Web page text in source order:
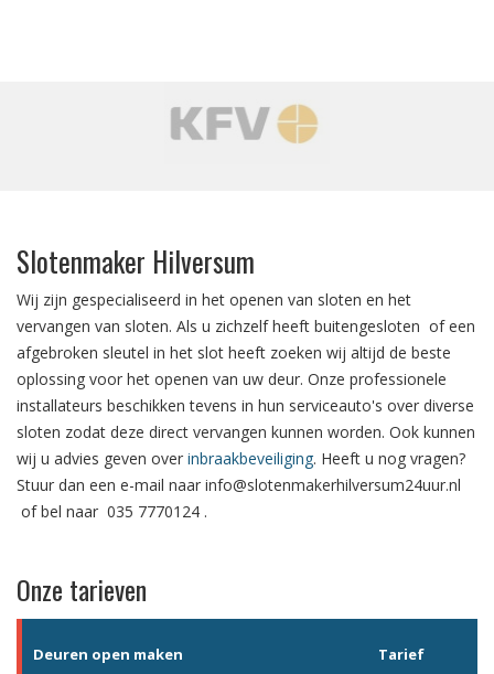
Slotenmaker Hilversum
Wij zijn gespecialiseerd in het openen van sloten en het
vervangen van sloten. Als u zichzelf heeft buitengesloten of een
afgebroken sleutel in het slot heeft zoeken wij altijd de beste
oplossing voor het openen van uw deur. Onze professionele
installateurs beschikken tevens in hun serviceauto's over diverse
sloten zodat deze direct vervangen kunnen worden. Ook kunnen
wij u advies geven over inbraakbeveiliging. Heeft u nog vragen?
Stuur dan een e-mail naar info@slotenmakerhilversum24uur.nl
of bel naar 035 7770124 .
Onze tarieven
Deuren open maken Tarief